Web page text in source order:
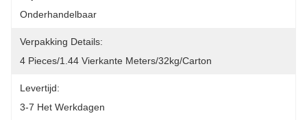
Onderhandelbaar
Verpakking Details:
4 Pieces/1.44 Vierkante Meters/32kg/carton
Levertijd:
3-7 Het Werkdagen